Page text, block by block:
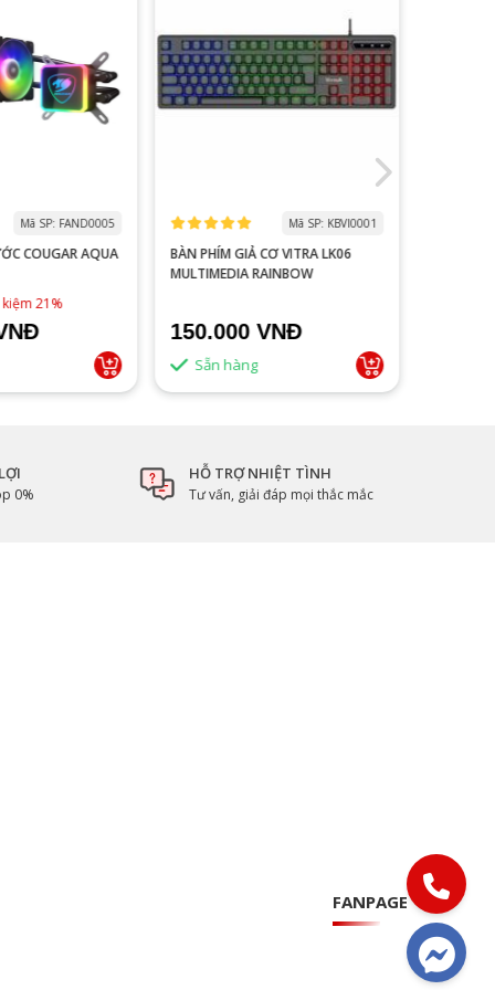
Mã SP: FAND0005
COUGAR AQUA
21%
Mã SP: KBVI0001
BÀN PHÍM GIẢ CƠ VITRA LK06
MULTIMEDIA RAINBOW
150.000 VNĐ
Sẵn hàng
0%
HỖ TRỢ NHIỆT TÌNH
Tư vấn, giải đáp mọi thắc mắc
FANPAGE